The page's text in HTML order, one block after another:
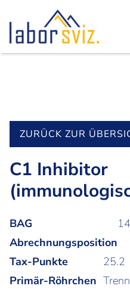
ZURÜCK ZUR
C1 Inhibitor
BAG
Abrechnungsposition
Tax-Punkte
25.2
Primär-Röhrchen